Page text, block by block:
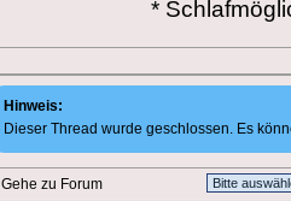
*
Hinweis:
Dieser Thread wurde geschlossen. Es
Gehe zu Forum